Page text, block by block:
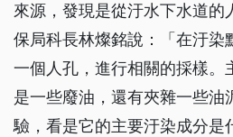
來源，發現是從汙水下水道的
保局科長林燦銘說：「在汙染
一個人孔，進行相關的採樣。
是一些廢油，還有夾雜一些油
驗，看是它的主要汙染成分是